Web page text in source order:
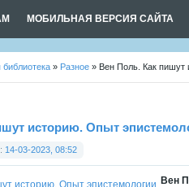
МОБИЛЬНАЯ ВЕРСИЯ САЙТА
библиотека » Разное » Вен Поль. Как пишут
историю. Опыт
14-03-2023, 08:52
Вен